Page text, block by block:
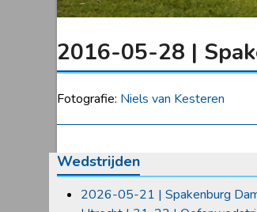
2016-05-28 |
Fotografie: Niels van Kesteren
Wedstrijden
2026-05-21 | Spakenburg